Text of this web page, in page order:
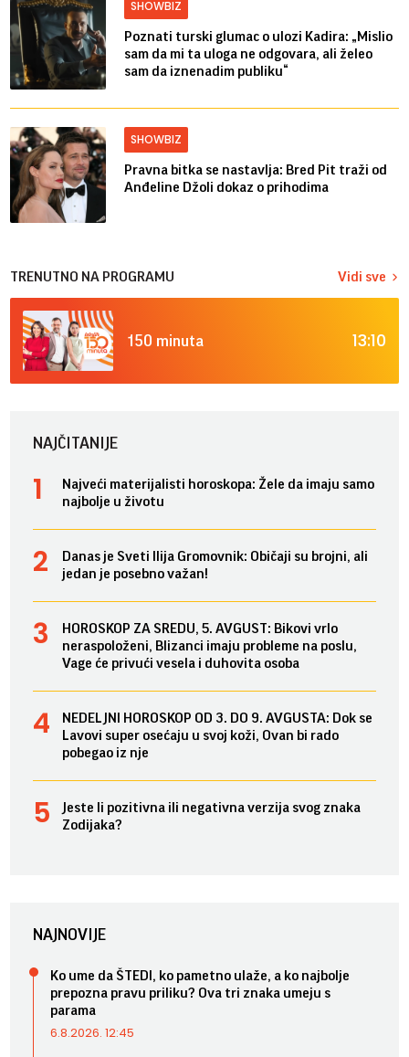
SHOWBIZ
Poznati turski glumac o ulozi Kadira: „Mislio
sam da mi ta uloga ne odgovara, ali želeo
sam da iznenadim publiku“
SHOWBIZ
Pravna bitka se nastavlja: Bred ​​Pit traži od
Anđeline Džoli dokaz o prihodima
TRENUTNO NA PROGRAMU Vidi sve
150 minuta 13:10
NAJČITANIJE
Najveći materijalisti horoskopa: Žele da imaju samo
najbolje u životu
Danas je Sveti Ilija Gromovnik: Običaji su brojni, ali
jedan je posebno važan!
HOROSKOP ZA SREDU, 5. AVGUST: Bikovi vrlo
neraspoloženi, Blizanci imaju probleme na poslu,
Vage će privući vesela i duhovita osoba
NEDELJNI HOROSKOP OD 3. DO 9. AVGUSTA: Dok se
Lavovi super osećaju u svoj koži, Ovan bi rado
pobegao iz nje
Jeste li pozitivna ili negativna verzija svog znaka
Zodijaka?
NAJNOVIJE
Ko ume da ŠTEDI, ko pametno ulaže, a ko najbolje
prepozna pravu priliku? Ova tri znaka umeju s
parama
6.8.2026. 12:45